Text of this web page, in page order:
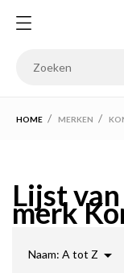
HOME MERKEN
Lijst
merk
Naam: A tot Z 